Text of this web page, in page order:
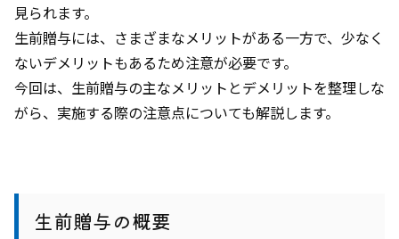
見られます。
生前贈与には、さまざまなメリットがある一方で、少なく
ないデメリットもあるため注意が必要です。
今回は、生前贈与の主なメリットとデメリットを整理しな
がら、実施する際の注意点についても解説します。
生前贈与の概要